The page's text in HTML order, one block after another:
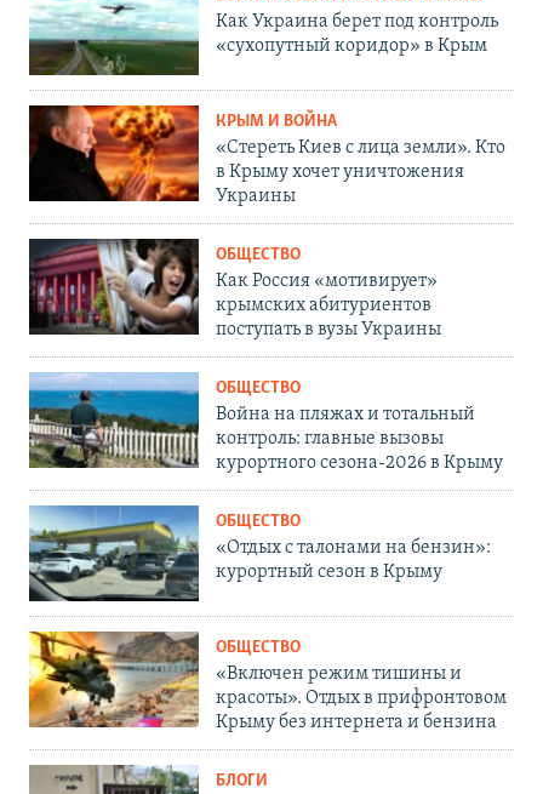
Как Украина берет под контроль
«сухопутный коридор» в Крым
КРЫМ И ВОЙНА
«Стереть Киев с лица земли». Кто
в Крыму хочет уничтожения
Украины
ОБЩЕСТВО
Как Россия «мотивирует»
крымских абитуриентов
поступать в вузы Украины
ОБЩЕСТВО
Война на пляжах и тотальный
контроль: главные вызовы
курортного сезона-2026 в Крыму
ОБЩЕСТВО
«Отдых с талонами на бензин»:
курортный сезон в Крыму
ОБЩЕСТВО
«Включен режим тишины и
красоты». Отдых в прифронтовом
Крыму без интернета и бензина
БЛОГИ